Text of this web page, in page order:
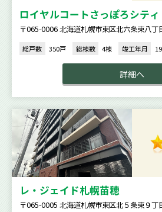
ロイヤルコートさっぽろシティ
〒065-0006 北海道札幌市東区北六条東八丁
総戸数 350戸 総棟数 4棟 竣工年月
詳細へ
レ・ジェイド札幌苗穂
〒065-0005 北海道札幌市東区北５条東９丁